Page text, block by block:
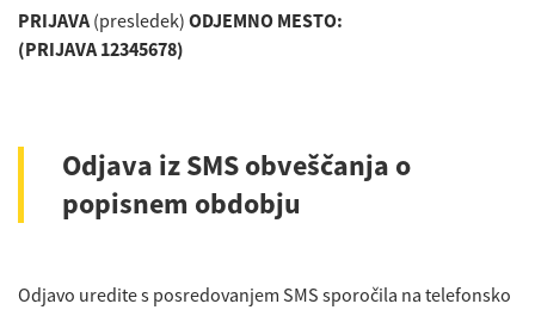
PRIJAVA(presledek) ODJEMNO MESTO:
(PRIJAVA 12345678)
Odjava iz SMS obveščanja o
popisnem obdobju
Odjavo uredite s posredovanjem SMS sporočila na telefonsko